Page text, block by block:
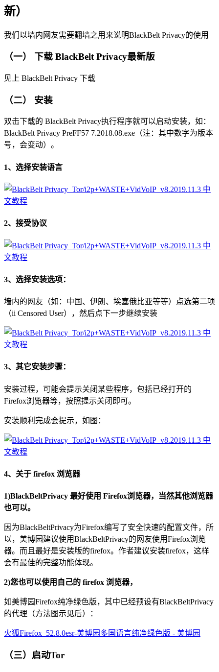
新）
我们以墙内网友需要翻墙之用来说明BlackBelt Privacy的使用
（一） 下载 BlackBelt Privacy最新版
见上 BlackBelt Privacy 下载
（二） 安装
双击下载的 BlackBelt Privacy执行程序就可以启动安装，如：
BlackBelt Privacy PreFF57 7.2018.08.exe（注：其中数字为版本
号，会变动）。
1、选择安装语言
2、接受协议
3、选择安装选项：
墙内的网友（如：中国、伊朗、埃塞俄比亚等等）点选第二项
（ii Censored User），然后点下一步继续安装
3、其它安装步骤：
安装过程，可能会提示关闭某些程序，包括已经打开的
Firefox浏览器等，按照提示关闭即可。
安装顺利完成会提示，如图：
4、关于 firefox 浏览器
1)BlackBeltPrivacy 最好使用 Firefox浏览器，当然其他浏览器
也可以。
因为BlackBeltPrivacy为Firefox编写了安全快速的配置文件，所
以，美博园建议使用BlackBeltPrivacy的网友使用Firefox浏览
器。而且最好是安装版的firefox。作者建议安装firefox，这样
会有最佳的完整功能体现。
2)您也可以使用自己的 firefox 浏览器，
如美博园Firefox纯净绿色版，其中已经预设有BlackBeltPrivacy
的代理（方法图示见后）：
火狐Firefox_52.8.0esr-美博园多国语言纯净绿色版 - 美博园
（三）启动Tor